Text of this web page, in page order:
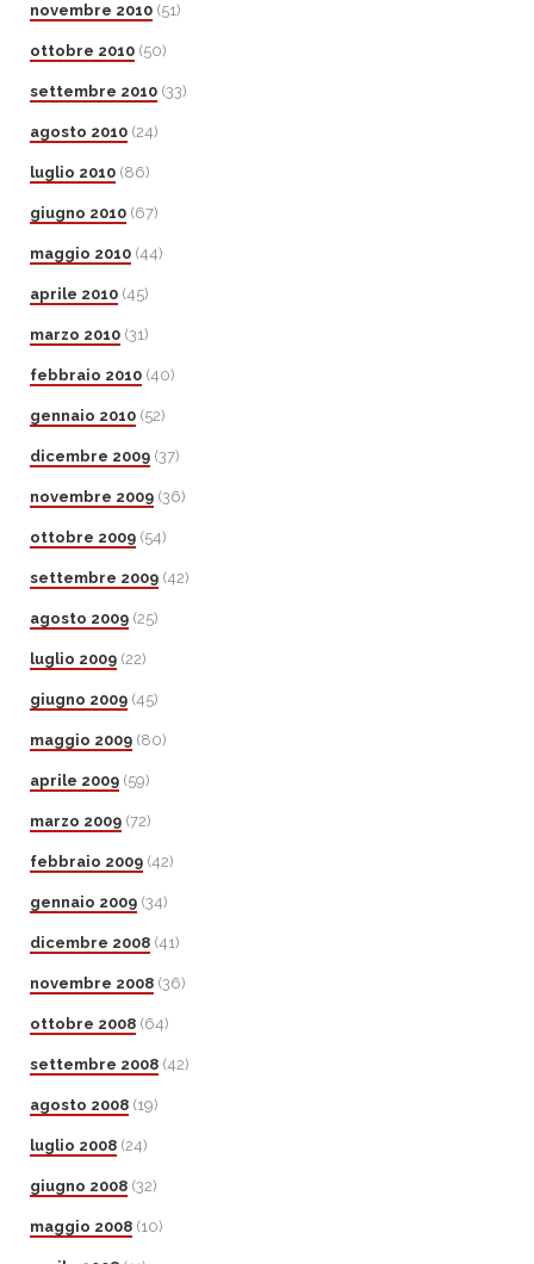
novembre 2010 (51)
ottobre 2010 (50)
settembre 2010 (33)
agosto 2010 (24)
luglio 2010 (86)
giugno 2010 (67)
maggio 2010 (44)
aprile 2010 (45)
marzo 2010 (31)
febbraio 2010 (40)
gennaio 2010 (52)
dicembre 2009 (37)
novembre 2009 (36)
ottobre 2009 (54)
settembre 2009 (42)
agosto 2009 (25)
luglio 2009 (22)
giugno 2009 (45)
maggio 2009 (80)
aprile 2009 (59)
marzo 2009 (72)
febbraio 2009 (42)
gennaio 2009 (34)
dicembre 2008 (41)
novembre 2008 (36)
ottobre 2008 (64)
settembre 2008 (42)
agosto 2008 (19)
luglio 2008 (24)
giugno 2008 (32)
maggio 2008 (10)